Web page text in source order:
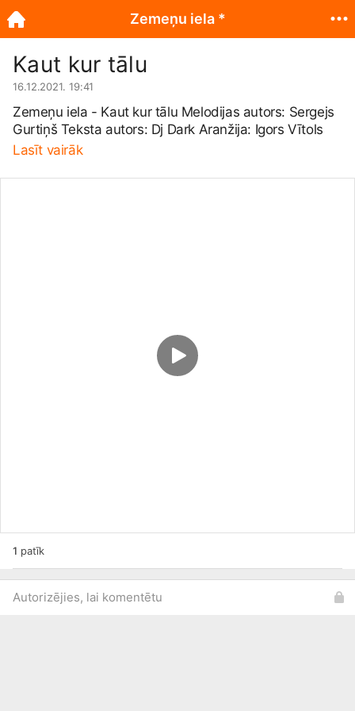
Kaut kur tālu
16.12.2021. 19:41
Zemeņu iela - Kaut kur tālu Melodijas autors: Sergejs
Gurtiņš Teksta autors: Dj Dark Aranžija: Igors Vītols
Lasīt vairāk
1 patīk
Autorizējies, lai komentētu
Zemeņu iela *